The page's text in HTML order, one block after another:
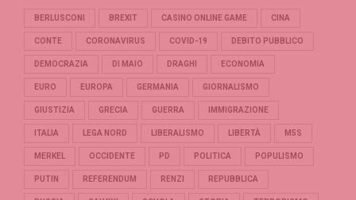
BERLUSCONI BREXIT CASINO ONLINE GAME CINA
CONTE CORONAVIRUS COVID-19 DEBITO PUBBLICO
DEMOCRAZIA DI MAIO DRAGHI ECONOMIA
EURO EUROPA GERMANIA GIORNALISMO
GIUSTIZIA GRECIA GUERRA IMMIGRAZIONE
ITALIA LEGA NORD LIBERALISMO LIBERTÀ M5S
MERKEL OCCIDENTE PD POLITICA POPULISMO
PUTIN REFERENDUM RENZI REPUBBLICA